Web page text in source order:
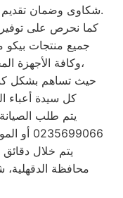
شكاوى وضمان تقديم خدمة جيدة للاستفادة المثلى من خدماتنا.
كما نحرص على توفير
جميع منتجات بيكو
وكافة الأجهزة المختلفة تعتبر الأزمة شائعة لدى الجميع،
حيث تساهم بشكل
كل سيدة أعباء
يتم طلب
يتم خلال